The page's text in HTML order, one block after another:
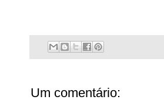
Um comentário: